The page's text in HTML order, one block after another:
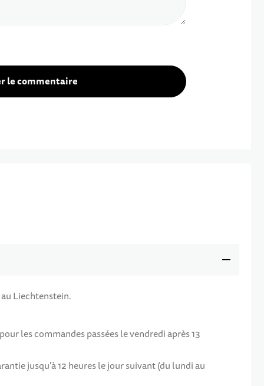
le commentaire
Liechtenstein.
les commandes passées le vendredi après 13
jusqu'à 12 heures le jour suivant (du lundi au